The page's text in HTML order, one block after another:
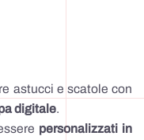
astucci e scatole con
digitale.
personalizzati in